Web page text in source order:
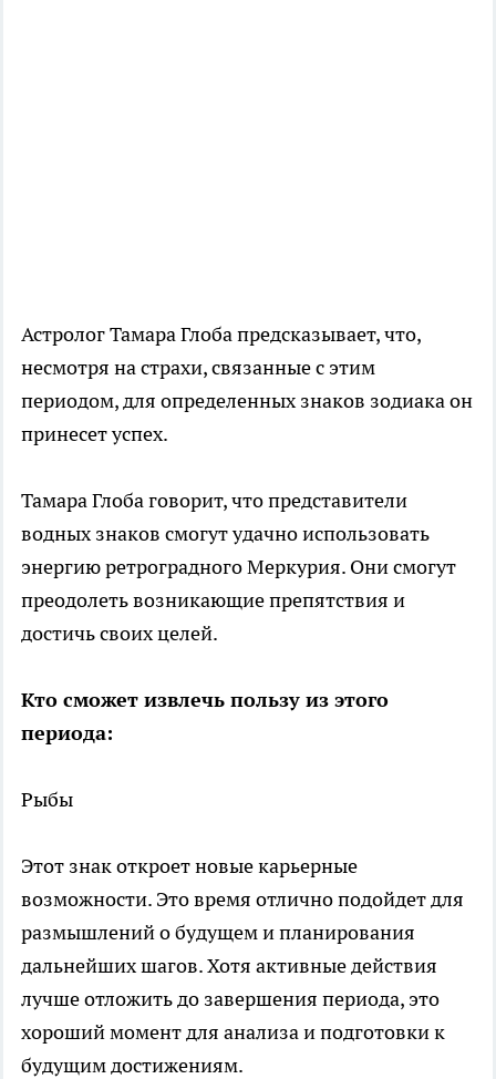
Астролог Тамара Глоба предсказывает, что,
несмотря на страхи, связанные с этим
периодом, для определенных знаков зодиака он
принесет успех.
Тамара Глоба говорит, что представители
водных знаков смогут удачно использовать
энергию ретроградного Меркурия. Они смогут
преодолеть возникающие препятствия и
достичь своих целей.
Кто сможет извлечь пользу из этого
периода:
Рыбы
Этот знак откроет новые карьерные
возможности. Это время отлично подойдет для
размышлений о будущем и планирования
дальнейших шагов. Хотя активные действия
лучше отложить до завершения периода, это
хороший момент для анализа и подготовки к
будущим достижениям.